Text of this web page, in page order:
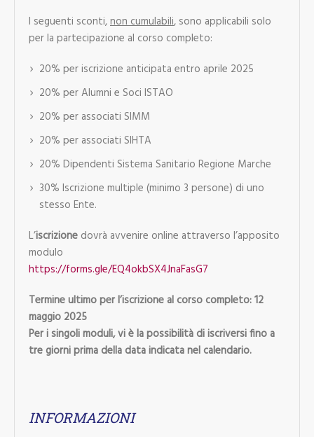
I seguenti sconti,non cumulabili, sono applicabili solo
per la partecipazione al corso completo:
20% per iscrizione anticipata entro aprile 2025
20% per Alumni e Soci ISTAO
20% per associati SIMM
20% per associati SIHTA
20% Dipendenti Sistema Sanitario Regione Marche
30% Iscrizione multiple (minimo 3 persone) di uno
stesso Ente.
L’iscrizionedovrà avvenire online attraverso l’apposito
modulo
https://forms.gle/EQ4okbSX4JnaFasG7
Termine ultimo per l’iscrizione al corso completo: 12
maggio 2025
Per i singoli moduli, vi è la possibilità di iscriversi fino a
tre giorni prima della data indicata nel calendario.
INFORMAZIONI